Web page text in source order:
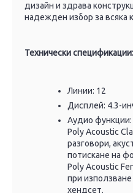
дизайн и здрава
надежден избор за всяка
Технически спецификации:
Линии: 12
Дисплей: 4.3-
Аудио функции:
Poly Acoustic
разговори,
потискане на
Poly Acoustic
при
хендсет.